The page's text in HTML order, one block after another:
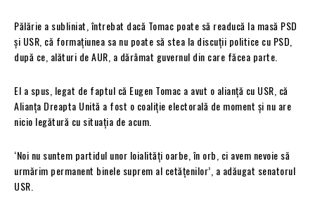
Pălărie a subliniat, întrebat dacă Tomac poate să readucă la masă PSD
și USR, că formațiunea sa nu poate să stea la discuții politice cu PSD,
după ce, alături de AUR, a dărâmat guvernul din care făcea parte.
El a spus, legat de faptul că Eugen Tomac a avut o alianță cu USR, că
Alianța Dreapta Unită a fost o coaliție electorală de moment și nu are
nicio legătură cu situația de acum.
‘Noi nu suntem partidul unor loialități oarbe, în orb, ci avem nevoie să
urmărim permanent binele suprem al cetățenilor’, a adăugat senatorul
USR.